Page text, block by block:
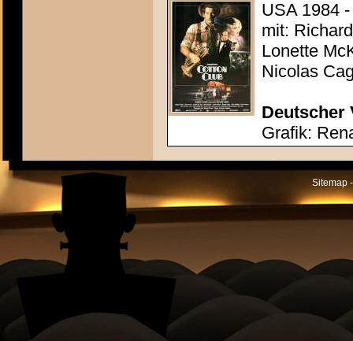
USA 1984
mit:
Lonette
Nicolas
Deutscher
Grafik:
Sitemap